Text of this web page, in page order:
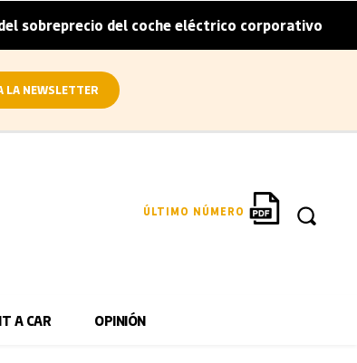
del coche eléctrico corporativo | Arval
LA NEWSLETTER
ÚLTIMO NÚMERO
A CAR OPINIÓN